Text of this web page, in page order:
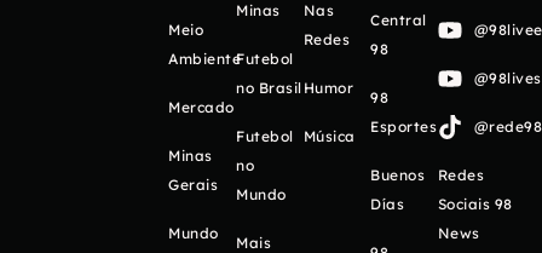
Meio
Ambiente
Mercado
Minas
Gerais
Mundo
Minas
Futebol
no Brasil
Futebol
no
Mundo
Mais
Nas
Redes
Humor
Música
Central
98
98
Esportes
Buenos
Días
Redes
Sociais 98
News